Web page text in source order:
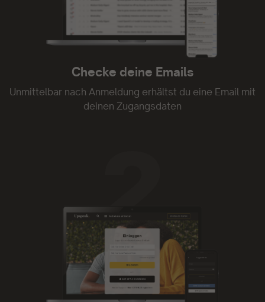
Tolle Plattform. Kann ich nur empfehlen
- Constanze Seefried
Audiodateien kann man auch mal nebenbei oder
beim Spaziergang mit dem Hund genießen. Und
die Mentoren sind einfach klasse! Weiter so!
- Kim Marcy
Checke deine Emails
Unmittelbar nach Anmeldung erhältst du eine Email mit
deinen Zugangsdaten